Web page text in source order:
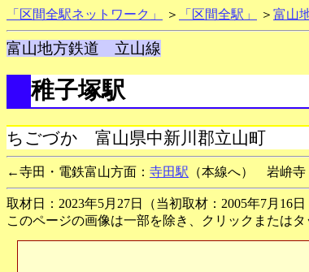
「区間全駅ネットワーク」 ＞ 「区間全駅」 ＞ 富山
富山地方鉄道 立山線
稚子塚駅
ちごづか 富山県中新川郡立山町
←寺田・電鉄富山方面： 寺田駅 （本線へ） 岩峅寺
取材日：2023年5月27日（当初取材：2005年7月16
このページの画像は一部を除き、クリックまたは